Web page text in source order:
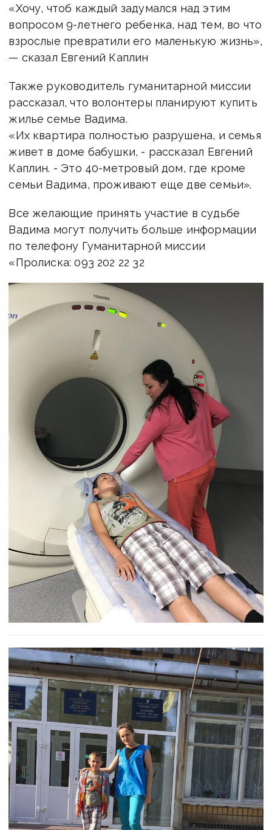
«Хочу, чтоб каждый задумался над этим
вопросом 9-летнего ребенка, над тем, во что
взрослые превратили его маленькую жизнь»,
— сказал Евгений Каплин
Также руководитель гуманитарной миссии
рассказал, что волонтеры планируют купить
жилье семье Вадима.
«Их квартира полностью разрушена, и семья
живет в доме бабушки, - рассказал Евгений
Каплин. - Это 40-метровый дом, где кроме
семьи Вадима, проживают еще две семьи».
Все желающие принять участие в судьбе
Вадима могут получить больше информации
по телефону Гуманитарной миссии
«Пролиска: 093 202 22 32